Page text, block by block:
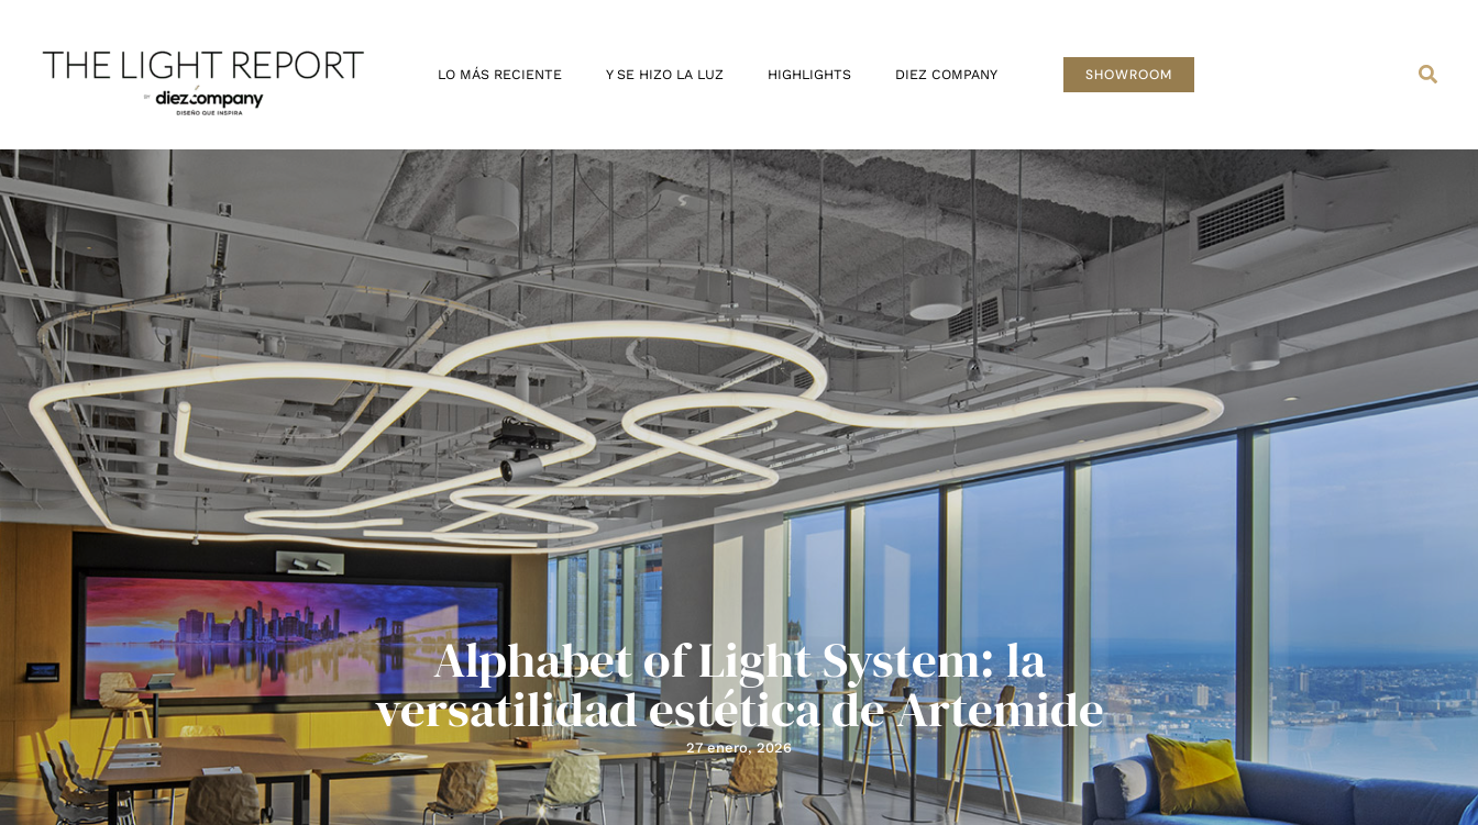
contenido
LO MÁS RECIENTE Y SE HIZO LA LUZ HIGHLIGHTS DIEZ COMPANY SHOWROOM
Alphabet of Light System: la
versatilidad estética de Artemide
27 enero, 2026